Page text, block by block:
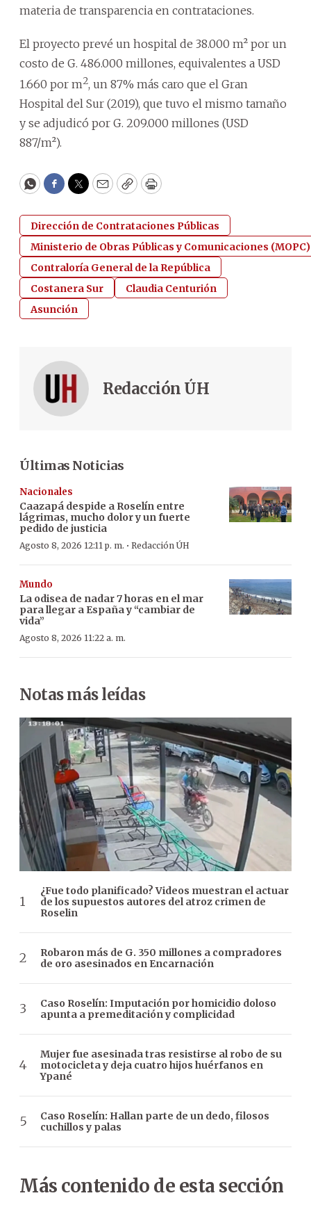
materia de transparencia en contrataciones.
El proyecto prevé un hospital de 38.000 m² por un
costo de G. 486.000 millones, equivalentes a USD
1.660 por m2, un 87% más caro que el Gran
Hospital del Sur (2019), que tuvo el mismo tamaño
y se adjudicó por G. 209.000 millones (USD
887/m²).
WhatsApp
Facebook
Twitter
EmailCopyPrint
Dirección de Contrataciones Públicas
Ministerio de Obras Públicas y Comunicaciones (MOPC)
Contraloría General de la República
Costanera Sur
Claudia Centurión
Asunción
Redacción ÚH
Últimas Noticias
Nacionales
Caazapá despide a Roselín entre
lágrimas, mucho dolor y un fuerte
pedido de justicia
Agosto 8, 2026 12:11 p. m. · Redacción ÚH
Mundo
La odisea de nadar 7 horas en el mar
para llegar a España y “cambiar de
vida”
Agosto 8, 2026 11:22 a. m.
Notas más leídas
¿Fue todo planificado? Videos muestran el actuar
de los supuestos autores del atroz crimen de
Roselin
Robaron más de G. 350 millones a compradores
de oro asesinados en Encarnación
Caso Roselín: Imputación por homicidio doloso
apunta a premeditación y complicidad
Mujer fue asesinada tras resistirse al robo de su
motocicleta y deja cuatro hijos huérfanos en
Ypané
Caso Roselín: Hallan parte de un dedo, filosos
cuchillos y palas
Más contenido de esta sección